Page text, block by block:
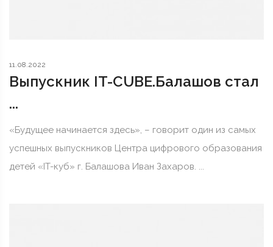
11.08.2022
Выпускник IT-CUBE.Балашов стал
...
«Будущее начинается здесь», – говорит один из самых
успешных выпускников Центра цифрового образования
детей «IT-куб» г. Балашова Иван Захаров. ...